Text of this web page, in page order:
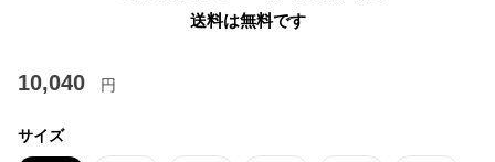
送料は無料です
10,040 円
サイズ